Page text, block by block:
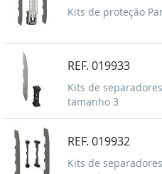
Kits de proteção
REF. 019933
Kits de
tamanho 3
REF. 019932
Kits de